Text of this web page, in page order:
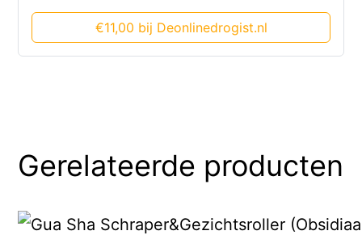
€11,00 bij Deonlinedrogist.nl
Gerelateerde producten